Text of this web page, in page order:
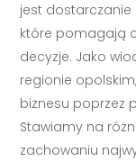
jest dostarczanie
które pomagają
decyzje. Jako
regionie
biznesu poprzez
Stawiamy na
zachowaniu